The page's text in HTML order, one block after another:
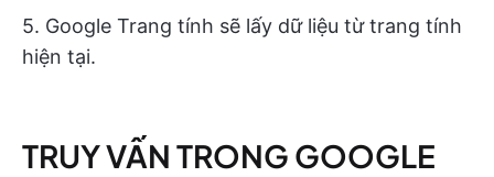
5. Google Trang tính sẽ lấy dữ liệu từ trang tính
hiện tại.
TRUY VẤN TRONG GOOGLE